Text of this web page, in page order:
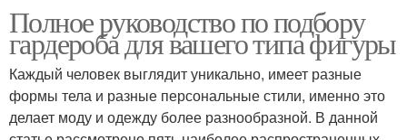
Полное руководство по подбору
гардероба для вашего типа фигуры
Каждый человек выглядит уникально, имеет разные
формы тела и разные персональные стили, именно это
делает моду и одежду более разнообразной. В данной